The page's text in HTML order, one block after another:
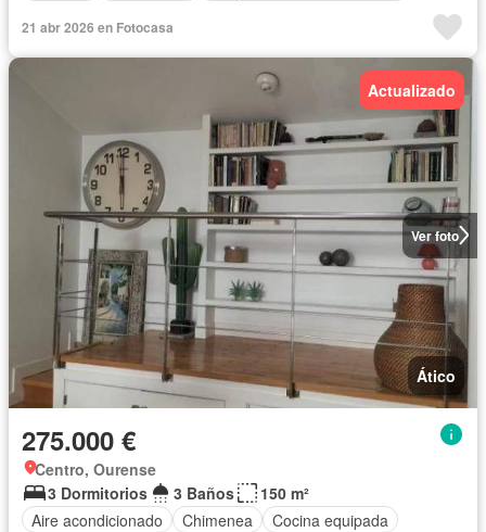
21 abr 2026 en Fotocasa
Ver foto
Actualizado
Ático
275.000 €
Centro, Ourense
3 Dormitorios
3 Baños
150 m²
Aire acondicionado
Chimenea Cocina equipada